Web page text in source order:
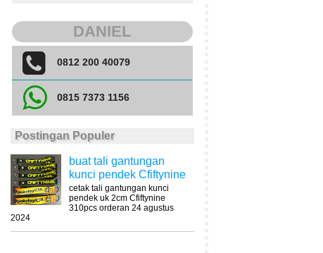
DANIEL
0812 200 40079
0815 7373 1156
Postingan Populer
buat tali gantungan
kunci pendek Cfiftynine
cetak tali gantungan kunci
pendek uk 2cm Cfiftynine
310pcs orderan 24 agustus
2024